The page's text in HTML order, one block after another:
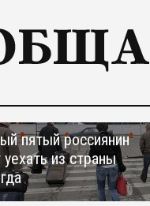
пятый россиянин
уехать из страны